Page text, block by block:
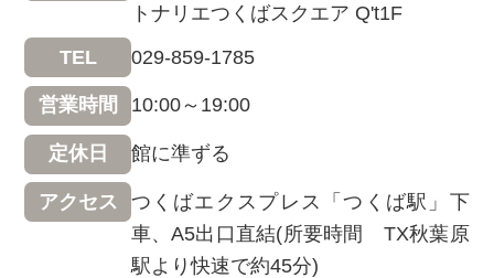
トナリエつくばスクエア Q't1F
TEL 029-859-1785
営業時間 10:00～19:00
定休日 館に準ずる
アクセス
つくばエクスプレス「つくば駅」下
車、A5出口直結(所要時間 TX秋葉原
駅より快速で約45分)